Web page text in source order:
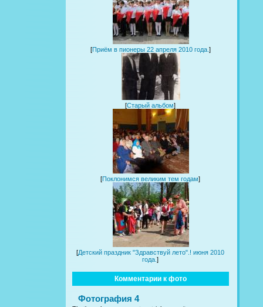
[Приём в пионеры 22 апреля 2010 года. ]
[Старый альбом]
[Поклонимся великим тем годам]
[Детский праздник "Здравствуй лето".! июня 2010
года.]
Комментарии к фото
Фотография 4